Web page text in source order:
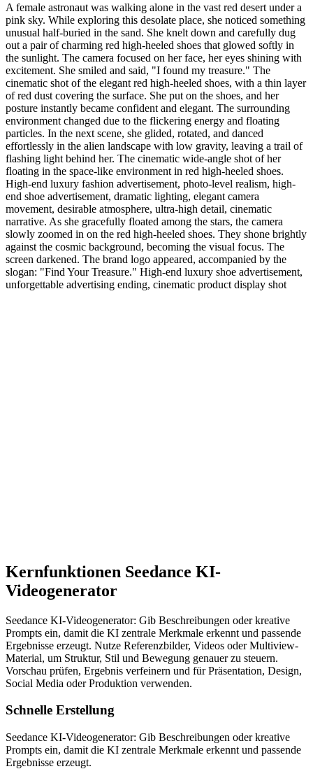
A female astronaut was walking alone in the vast red desert under a
pink sky. While exploring this desolate place, she noticed something
unusual half-buried in the sand. She knelt down and carefully dug
out a pair of charming red high-heeled shoes that glowed softly in
the sunlight. The camera focused on her face, her eyes shining with
excitement. She smiled and said, "I found my treasure." The
cinematic shot of the elegant red high-heeled shoes, with a thin layer
of red dust covering the surface. She put on the shoes, and her
posture instantly became confident and elegant. The surrounding
environment changed due to the flickering energy and floating
particles. In the next scene, she glided, rotated, and danced
effortlessly in the alien landscape with low gravity, leaving a trail of
flashing light behind her. The cinematic wide-angle shot of her
floating in the space-like environment in red high-heeled shoes.
High-end luxury fashion advertisement, photo-level realism, high-
end shoe advertisement, dramatic lighting, elegant camera
movement, desirable atmosphere, ultra-high detail, cinematic
narrative. As she gracefully floated among the stars, the camera
slowly zoomed in on the red high-heeled shoes. They shone brightly
against the cosmic background, becoming the visual focus. The
screen darkened. The brand logo appeared, accompanied by the
slogan: "Find Your Treasure." High-end luxury shoe advertisement,
unforgettable advertising ending, cinematic product display shot
Kernfunktionen Seedance KI-
Videogenerator
Seedance KI-Videogenerator: Gib Beschreibungen oder kreative
Prompts ein, damit die KI zentrale Merkmale erkennt und passende
Ergebnisse erzeugt. Nutze Referenzbilder, Videos oder Multiview-
Material, um Struktur, Stil und Bewegung genauer zu steuern.
Vorschau prüfen, Ergebnis verfeinern und für Präsentation, Design,
Social Media oder Produktion verwenden.
Schnelle Erstellung
Seedance KI-Videogenerator: Gib Beschreibungen oder kreative
Prompts ein, damit die KI zentrale Merkmale erkennt und passende
Ergebnisse erzeugt.